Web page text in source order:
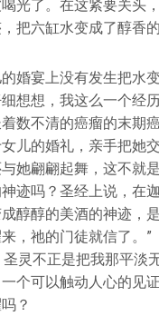
光了。在这紧要关头
把六缸水变成了醇香的
婚宴上没有发生把水
想想，我这么一个经
数不清的癌瘤的末期
儿的婚礼，亲手把她
她翩翩起舞，这不就
迹吗？圣经上说，在
醇醇的美酒的神迹，
，祂的门徒就信了。”
灵不正是把我那平淡
个可以触动人心的见
？